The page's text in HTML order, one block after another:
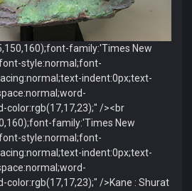
family:'Times New
style:normal;font-
indent:0px;text-
color:rgb(17,17,23);" /><br
family:'Times New
style:normal;font-
indent:0px;text-
color:rgb(17,17,23);" />Kane : Shurat